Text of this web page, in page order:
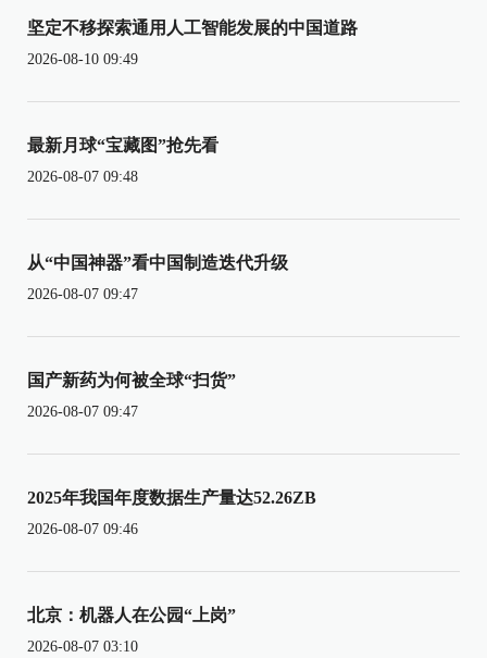
坚定不移探索通用人工智能发展的中国道路
2026-08-10 09:49
最新月球“宝藏图”抢先看
2026-08-07 09:48
从“中国神器”看中国制造迭代升级
2026-08-07 09:47
国产新药为何被全球“扫货”
2026-08-07 09:47
2025年我国年度数据生产量达52.26ZB
2026-08-07 09:46
北京：机器人在公园“上岗”
2026-08-07 03:10